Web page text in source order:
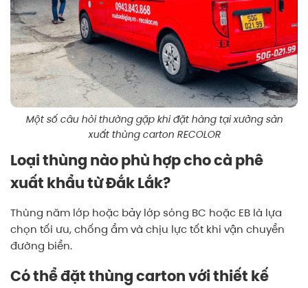
Một số câu hỏi thường gặp khi đặt hàng tại xưởng sản
xuất thùng carton RECOLOR
Loại thùng nào phù hợp cho cà phê
xuất khẩu từ Đắk Lắk?
Thùng năm lớp hoặc bảy lớp sóng BC hoặc EB là lựa
chọn tối ưu, chống ẩm và chịu lực tốt khi vận chuyển
đường biển.
Có thể đặt thùng carton với thiết kế